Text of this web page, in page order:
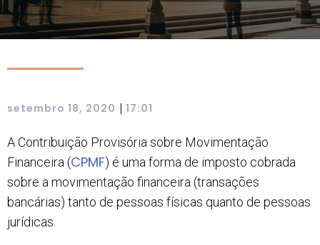
setembro 18, 2020 | 17:01
A Contribuição Provisória sobre Movimentação
Financeira (CPMF) é uma forma de imposto cobrada
sobre a movimentação financeira (transações
bancárias) tanto de pessoas físicas quanto de pessoas
jurídicas.